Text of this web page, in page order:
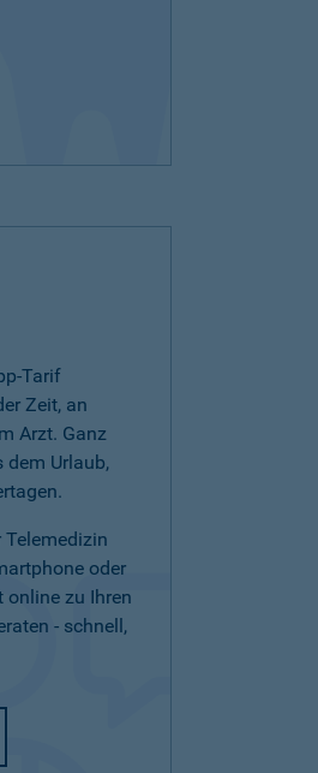
Tarif
Zeit, an
Arzt. Ganz
dem Urlaub,
Telemedizin
oder
online zu Ihren
- schnell,